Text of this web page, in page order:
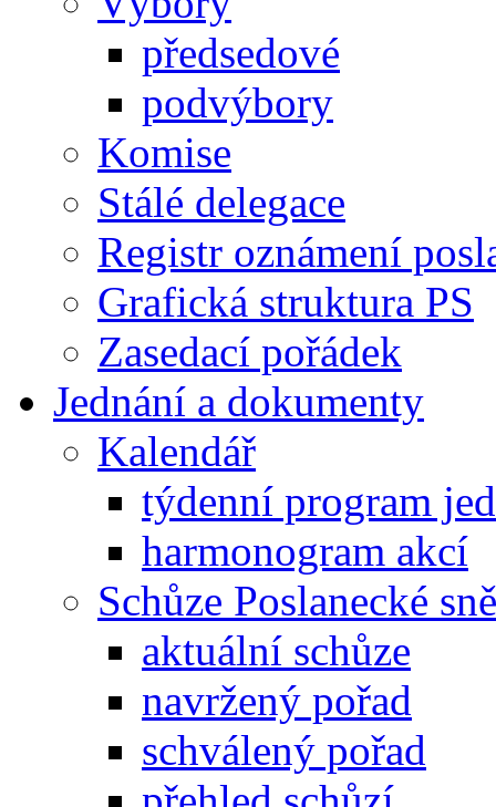
předsedové
podvýbory
Komise
Stálé delegace
Registr oznámení
Grafická struktura PS
Zasedací pořádek
Jednání a dokumenty
Kalendář
týdenní program
harmonogram akcí
Schůze Poslanecké
aktuální schůze
navržený pořad
schválený pořad